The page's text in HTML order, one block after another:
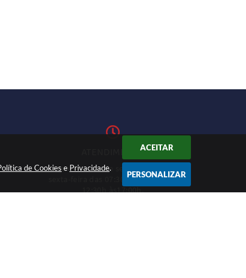
de Cookies e Privacidade.
ACEITAR
PERSONALIZAR
ATENDIMENTO
Atendimento de segunda-feira a
sexta-feira das 07:30h às 11h e das
12:30h às17:00h.